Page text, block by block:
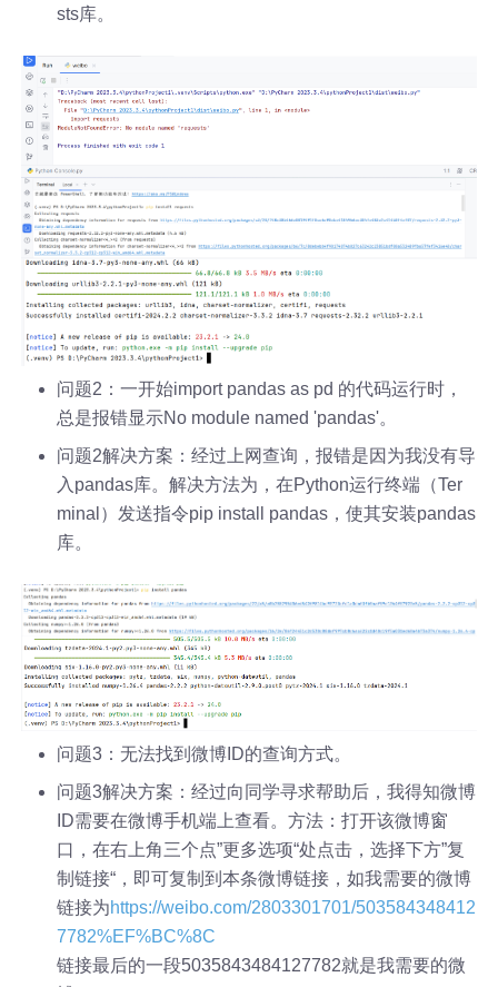
sts库。
问题2：一开始import pandas as pd 的代码运行时，
总是报错显示No module named 'pandas'。
问题2解决方案：经过上网查询，报错是因为我没有导
入pandas库。解决方法为，在Python运行终端（Ter
minal）发送指令pip install pandas，使其安装pandas
库。
问题3：无法找到微博ID的查询方式。
问题3解决方案：经过向同学寻求帮助后，我得知微博
ID需要在微博手机端上查看。方法：打开该微博窗
口，在右上角三个点”更多选项“处点击，选择下方”复
制链接“，即可复制到本条微博链接，如我需要的微博
链接为https://weibo.com/2803301701/503584348412
7782%EF%BC%8C
链接最后的一段5035843484127782就是我需要的微